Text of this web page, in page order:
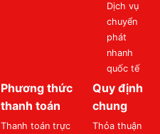
Dịch vụ
chuyển
phát
nhanh
quốc tế
Phương thức
thanh toán
Thanh toán trực
Quy định
chung
Thỏa thuận